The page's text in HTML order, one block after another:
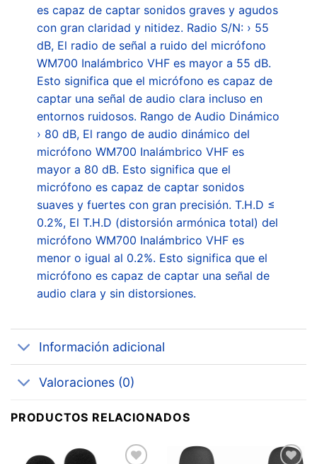
es capaz de captar sonidos graves y agudos
con gran claridad y nitidez. Radio S/N: › 55
dB, El radio de señal a ruido del micrófono
WM700 Inalámbrico VHF es mayor a 55 dB.
Esto significa que el micrófono es capaz de
captar una señal de audio clara incluso en
entornos ruidosos. Rango de Audio Dinámico
› 80 dB, El rango de audio dinámico del
micrófono WM700 Inalámbrico VHF es
mayor a 80 dB. Esto significa que el
micrófono es capaz de captar sonidos
suaves y fuertes con gran precisión. T.H.D ≤
0.2%, El T.H.D (distorsión armónica total) del
micrófono WM700 Inalámbrico VHF es
menor o igual al 0.2%. Esto significa que el
micrófono es capaz de captar una señal de
audio clara y sin distorsiones.
Información adicional
Valoraciones (0)
PRODUCTOS RELACIONADOS